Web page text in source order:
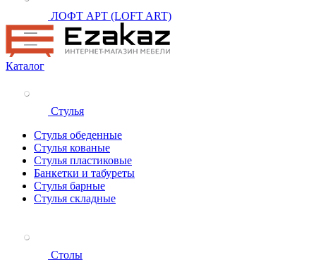
ЛОФТ АРТ (LOFT ART)
Каталог
Стулья
Стулья обеденные
Стулья кованые
Стулья пластиковые
Банкетки и табуреты
Стулья барные
Стулья складные
Столы